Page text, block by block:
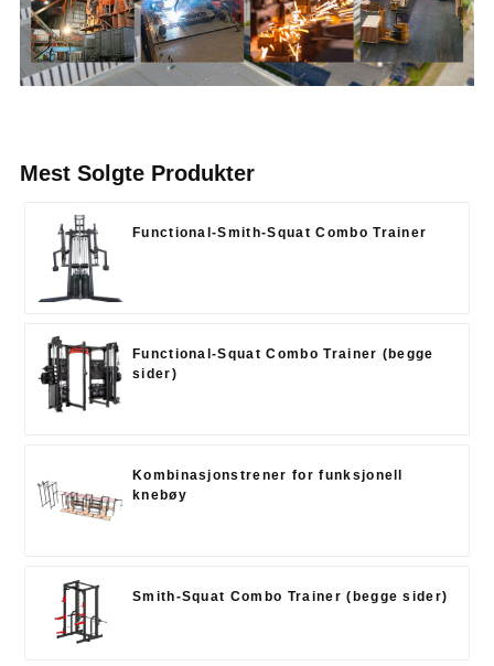
Mest Solgte Produkter
Functional-Smith-Squat Combo Trainer
Functional-Squat Combo Trainer (begge
sider)
Kombinasjonstrener for funksjonell
knebøy
Smith-Squat Combo Trainer (begge sider)